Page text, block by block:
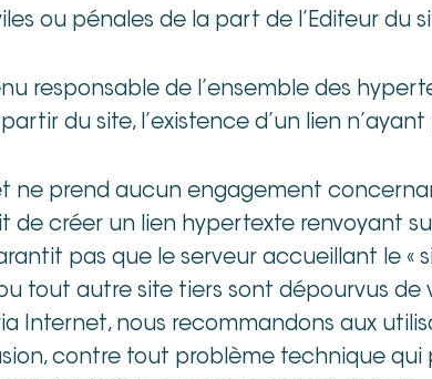
ou pénales de la part de l’Editeur du
responsable de l’ensemble des
du site, l’existence d’un lien
ne prend aucun engagement
créer un lien hypertexte renvoyant sur
pas que le serveur accueillant le «
tout autre site tiers sont dépourvus de
Internet, nous recommandons aux
contre tout problème technique